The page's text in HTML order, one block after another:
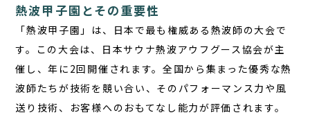
熱波甲子園とその重要性
「熱波甲子園」は、日本で最も権威ある熱波師の大会で
す。この大会は、日本サウナ熱波アウフグース協会が主
催し、年に2回開催されます。全国から集まった優秀な熱
波師たちが技術を競い合い、そのパフォーマンス力や風
送り技術、お客様へのおもてなし能力が評価されます。